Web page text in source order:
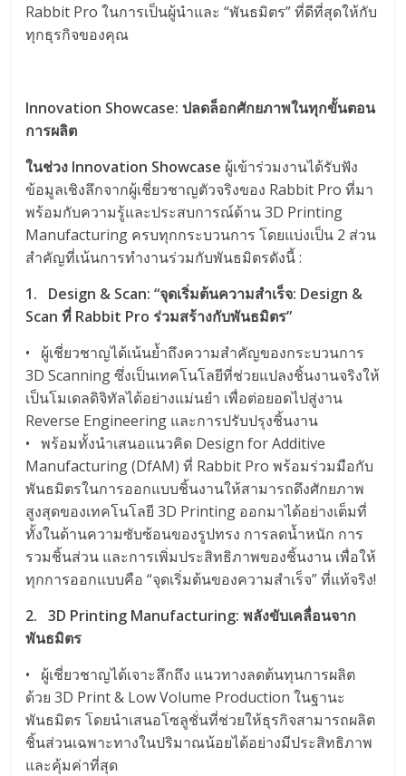
Rabbit Pro ในการเป็นผู้นำและ “พันธมิตร” ที่ดีที่สุดให้กับ
ทุกธุรกิจของคุณ
Innovation Showcase: ปลดล็อกศักยภาพในทุกขั้นตอน
การผลิต
ในช่วง Innovation Showcase ผู้เข้าร่วมงานได้รับฟัง
ข้อมูลเชิงลึกจากผู้เชี่ยวชาญตัวจริงของ Rabbit Pro ที่มา
พร้อมกับความรู้และประสบการณ์ด้าน 3D Printing
Manufacturing ครบทุกกระบวนการ โดยแบ่งเป็น 2 ส่วน
สำคัญที่เน้นการทำงานร่วมกับพันธมิตรดังนี้ :
1. Design & Scan: “จุดเริ่มต้นความสำเร็จ: Design &
Scan ที่ Rabbit Pro ร่วมสร้างกับพันธมิตร”
• ผู้เชี่ยวชาญได้เน้นย้ำถึงความสำคัญของกระบวนการ
3D Scanning ซึ่งเป็นเทคโนโลยีที่ช่วยแปลงชิ้นงานจริงให้
เป็นโมเดลดิจิทัลได้อย่างแม่นยำ เพื่อต่อยอดไปสู่งาน
Reverse Engineering และการปรับปรุงชิ้นงาน
• พร้อมทั้งนำเสนอแนวคิด Design for Additive
Manufacturing (DfAM) ที่ Rabbit Pro พร้อมร่วมมือกับ
พันธมิตรในการออกแบบชิ้นงานให้สามารถดึงศักยภาพ
สูงสุดของเทคโนโลยี 3D Printing ออกมาได้อย่างเต็มที่
ทั้งในด้านความซับซ้อนของรูปทรง การลดน้ำหนัก การ
รวมชิ้นส่วน และการเพิ่มประสิทธิภาพของชิ้นงาน เพื่อให้
ทุกการออกแบบคือ “จุดเริ่มต้นของความสำเร็จ” ที่แท้จริง!
2. 3D Printing Manufacturing: พลังขับเคลื่อนจาก
พันธมิตร
• ผู้เชี่ยวชาญได้เจาะลึกถึง แนวทางลดต้นทุนการผลิต
ด้วย 3D Print & Low Volume Production ในฐานะ
พันธมิตร โดยนำเสนอโซลูชั่นที่ช่วยให้ธุรกิจสามารถผลิต
ชิ้นส่วนเฉพาะทางในปริมาณน้อยได้อย่างมีประสิทธิภาพ
และคุ้มค่าที่สุด